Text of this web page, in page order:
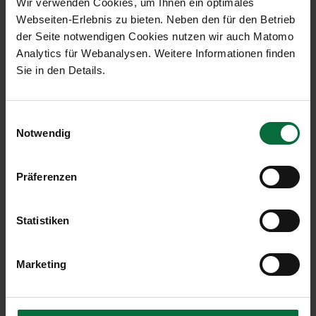
Wir verwenden Cookies, um Ihnen ein optimales
Webseiten-Erlebnis zu bieten. Neben den für den Betrieb
der Seite notwendigen Cookies nutzen wir auch Matomo
Analytics für Webanalysen. Weitere Informationen finden
Sie in den Details.
Notwendig
Präferenzen
Statistiken
Marketing
Archiv
Archiv 2024
Archiv 2022
Archiv 2017
Archiv 2016
Archiv 2015